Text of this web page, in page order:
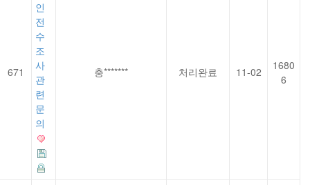
671
인
전
수
조
사
관
련
문
의
충******* 처리완료 11-02
1680
6